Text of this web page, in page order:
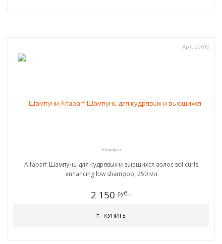
Арт. 20610
Шампуни
Alfaparf Шампунь для кудрявых и вьющихся волос sdl curls
enhancing low shampoo, 250 мл
2 150 руб.-
КУПИТЬ